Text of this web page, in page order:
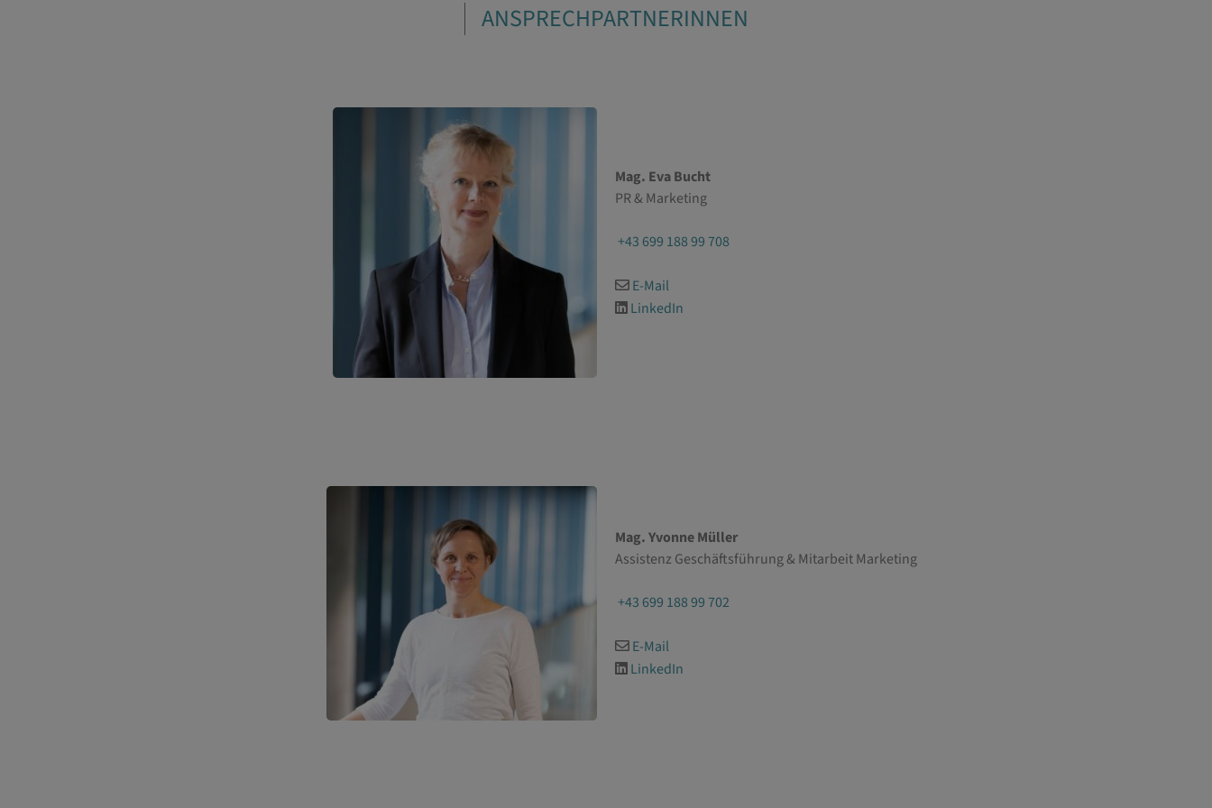
ANSPRECHPARTNERINNEN
Mag. Eva Bucht
PR & Marketing
+43 699 188 99 708
E-Mail
LinkedIn
Mag. Yvonne Müller
Assistenz Geschäftsführung & Mitarbeit Marketing
+43 699 188 99 702
E-Mail
LinkedIn